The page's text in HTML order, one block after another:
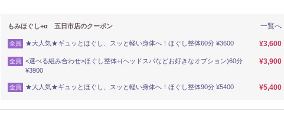
一覧へ
もみほぐし+α 五日市店のクーポン
全員 ★大人気★ギュッとほぐし、スッと軽い身体へ！ほぐし整体60分 ¥3600 ¥3,600
全員
<選べる組み合わせ>ほぐし整体+(ヘッドスパなどお好きなオプション)60分
¥3900
¥3,900
全員 ★大人気★ギュッとほぐし、スッと軽い身体へ！ほぐし整体90分 ¥5400 ¥5,400